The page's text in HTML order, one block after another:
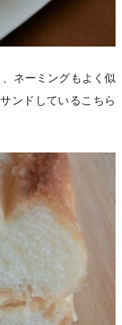
ネーミングもよく似
ンドしているこちら